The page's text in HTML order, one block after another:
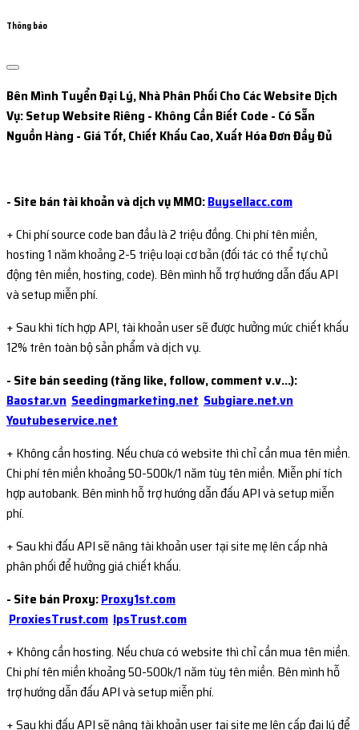
Thông báo
Bên Mình Tuyển Đại Lý, Nhà Phân Phối Cho Các Website Dịch
Vụ: Setup Website Riêng - Không Cần Biết Code - Có Sẵn
Nguồn Hàng - Giá Tốt, Chiết Khấu Cao, Xuất Hóa Đơn Đầy Đủ
- Site bán tài khoản và dịch vụ MMO:Buysellacc.com
+ Chi phí source code ban đầu là 2 triệu đồng. Chi phí tên miền,
hosting 1 năm khoảng 2-5 triệu loại cơ bản (đối tác có thể tự chủ
động tên miền, hosting, code). Bên mình hỗ trợ hướng dẫn đấu API
và setup miễn phí.
+ Sau khi tích hợp API, tài khoản user sẽ được hưởng mức chiết khấu
12% trên toàn bộ sản phẩm và dịch vụ.
- Site bán seeding (tăng like, follow, comment v.v...):
Baostar.vn Seedingmarketing.net Subgiare.net.vn
Youtubeservice.net
+ Không cần hosting. Nếu chưa có website thì chỉ cần mua tên miền.
Chi phí tên miền khoảng 50-500k/1 năm tùy tên miền. Miễn phí tích
hợp autobank. Bên mình hỗ trợ hướng dẫn đấu API và setup miễn
phí.
+ Sau khi đấu API sẽ nâng tài khoản user tại site mẹ lên cấp nhà
phân phối để hưởng giá chiết khấu.
- Site bán Proxy:Proxy1st.com
ProxiesTrust.com IpsTrust.com
+ Không cần hosting. Nếu chưa có website thì chỉ cần mua tên miền.
Chi phí tên miền khoảng 50-500k/1 năm tùy tên miền. Bên mình hỗ
trợ hướng dẫn đấu API và setup miễn phí.
+ Sau khi đấu API sẽ nâng tài khoản user tại site mẹ lên cấp đại lý để